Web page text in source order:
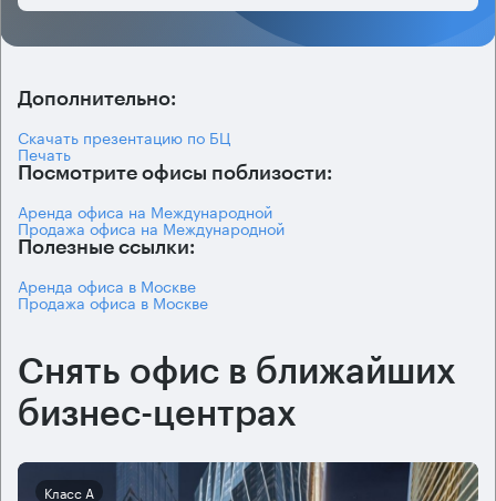
Дополнительно:
Скачать презентацию по БЦ
Печать
Посмотрите офисы поблизости:
Аренда офиса на Международной
Продажа офиса на Международной
Полезные ссылки:
Аренда офиса в Москве
Продажа офиса в Москве
Снять офис в ближайших
бизнес-центрах
Класс А